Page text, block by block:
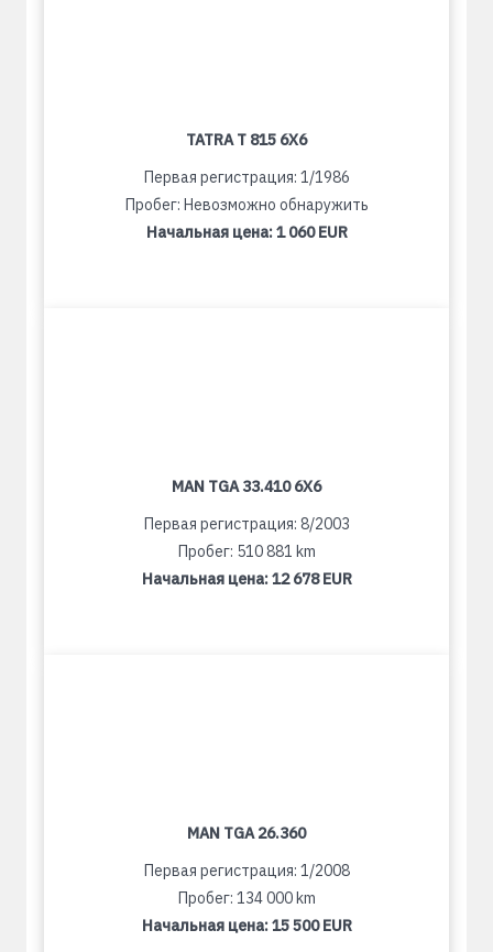
TATRA T 815 6X6
Первая регистрация: 1/1986
Пробег: Невозможно обнаружить
Начальная цена:1 060 EUR
MAN TGA 33.410 6X6
Первая регистрация: 8/2003
Пробег: 510 881 km
Начальная цена:12 678 EUR
MAN TGA 26.360
Первая регистрация: 1/2008
Пробег: 134 000 km
Начальная цена:15 500 EUR